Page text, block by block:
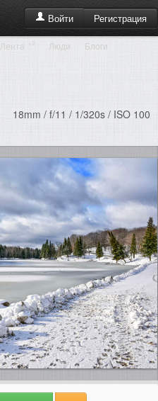
Войти Регистрация
Лента Люди Блоги
18mm / f/11 / 1/320s / ISO 100